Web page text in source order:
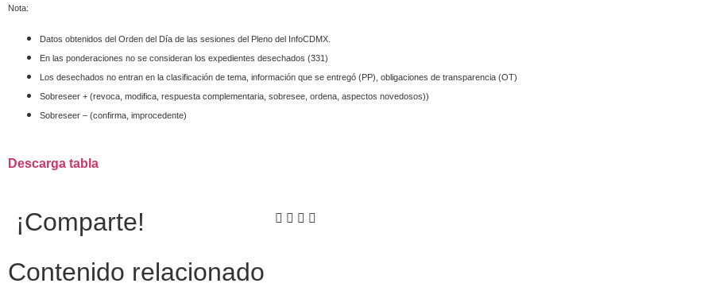
Nota:
Datos obtenidos del Orden del Día de las sesiones del Pleno del InfoCDMX.
En las ponderaciones no se consideran los expedientes desechados (331)
Los desechados no entran en la clasificación de tema, información que se entregó (PP), obligaciones de transparencia (OT)
Sobreseer + (revoca, modifica, respuesta complementaria, sobresee, ordena, aspectos novedosos))
Sobreseer – (confirma, improcedente)
Descarga tabla
¡Comparte!
Contenido relacionado